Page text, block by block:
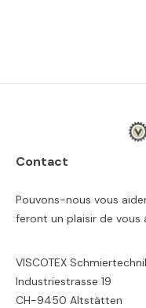
Contact
Pouvons-nous vous
feront un plaisir de vous
VISCOTEX
Industriestrasse 19
CH-9450 Altstätten